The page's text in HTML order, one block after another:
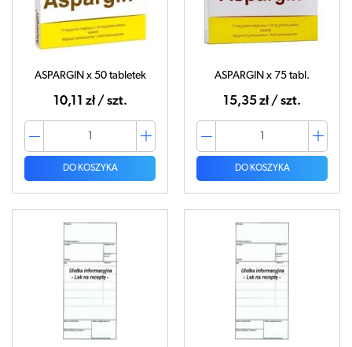
ASPARGIN x 50 tabletek
10,11 zł / szt.
DO KOSZYKA
ASPARGIN x 75 tabl.
15,35 zł / szt.
DO KOSZYKA